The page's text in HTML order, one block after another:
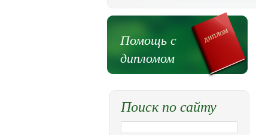
Помощь с
дипломом
Поиск по сайту